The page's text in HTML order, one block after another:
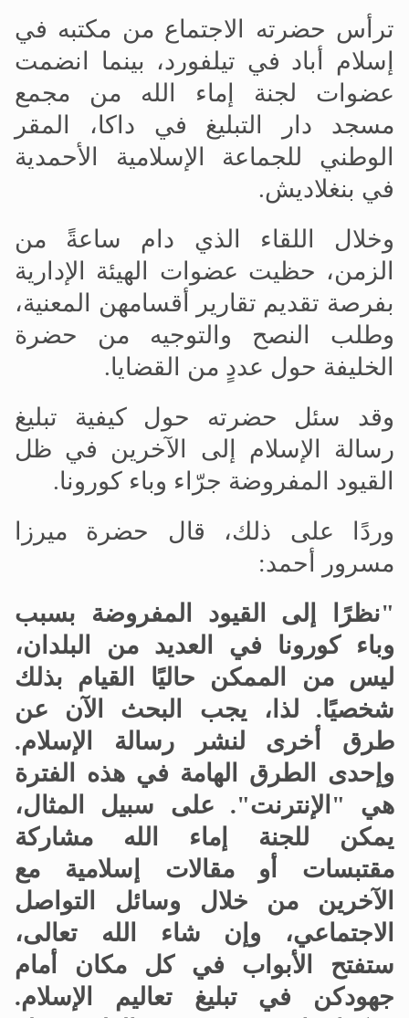
ترأس حضرته الاجتماع من مكتبه في
إسلام أباد في تيلفورد، بينما انضمت
عضوات لجنة إماء الله من مجمع
مسجد دار التبليغ في داكا، المقر
الوطني للجماعة الإسلامية الأحمدية
في بنغلاديش.
وخلال اللقاء الذي دام ساعةً من
الزمن، حظيت عضوات الهيئة الإدارية
بفرصة تقديم تقارير أقسامهن المعنية،
وطلب النصح والتوجيه من حضرة
الخليفة حول عددٍ من القضايا.
وقد سئل حضرته حول كيفية تبليغ
رسالة الإسلام إلى الآخرين في ظل
القيود المفروضة جرّاء وباء كورونا.
وردًا على ذلك، قال حضرة ميرزا
مسرور أحمد:
"نظرًا إلى القيود المفروضة بسبب
وباء كورونا في العديد من البلدان،
ليس من الممكن حاليًا القيام بذلك
شخصيًا. لذا، يجب البحث الآن عن
طرق أخرى لنشر رسالة الإسلام.
وإحدى الطرق الهامة في هذه الفترة
هي "الإنترنت". على سبيل المثال،
يمكن للجنة إماء الله مشاركة
مقتبسات أو مقالات إسلامية مع
الآخرين من خلال وسائل التواصل
الاجتماعي، وإن شاء الله تعالى،
ستفتح الأبواب في كل مكان أمام
جهودكن في تبليغ تعاليم الإسلام.